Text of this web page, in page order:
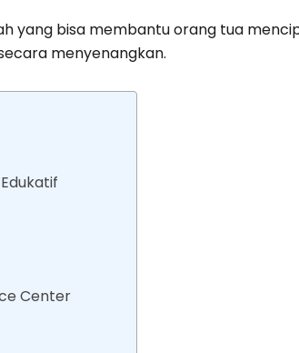
yang bisa membantu orang tua
menyenangkan.
Center